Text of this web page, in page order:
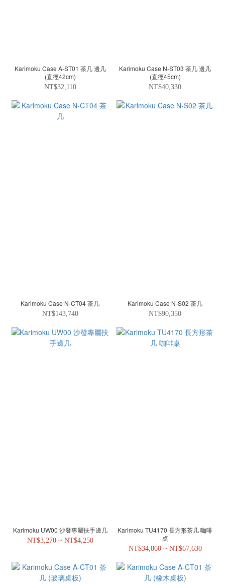
Karimoku Case A-ST01 茶几 邊几
(直徑42cm)
NT$32,110
Karimoku Case N-ST03 茶几 邊几
(直徑45cm)
NT$40,330
Karimoku Case N-CT04 茶几
NT$143,740
Karimoku Case N-S02 茶几
NT$90,350
Karimoku UW00 沙發專屬扶手邊几
NT$3,270 ~ NT$4,250
Karimoku TU4170 長方形茶几 咖啡
桌
NT$34,860 ~ NT$67,630